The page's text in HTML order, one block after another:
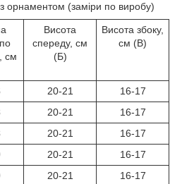
орнаментом (заміри по виробу)
см
Висота
спереду, см
(Б)
Висота збоку,
см (В)
20-21
16-17
20-21
16-17
20-21
16-17
20-21
16-17
20-21 16-17